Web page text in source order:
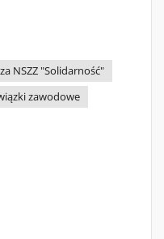
NSZZ "Solidarność"
zawodowe